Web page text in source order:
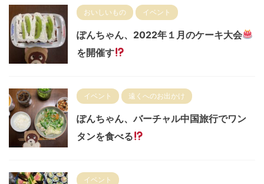
おいしいもの イベント
ぽんちゃん、2022年１月のケーキ大会
を開催す
イベント 遠くへのお出かけ
ぽんちゃん、バーチャル中国旅行でワン
タンを食べる
イベント